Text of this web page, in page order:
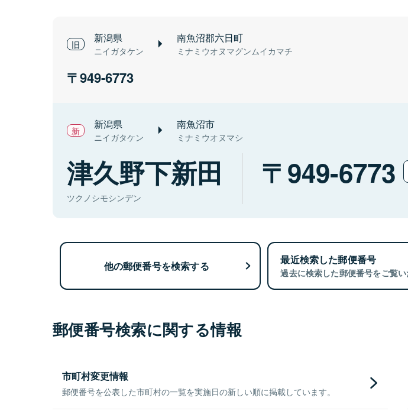
新潟県
ニイガタケン
南魚沼郡六日町
ミナミウオヌマグンムイカマチ
949-6773
新潟県
ニイガタケン
南魚沼市
ミナミウオヌマシ
津久野下新田
ツクノシモシンデン
949-6773
他の郵便番号を検索する 最近検索した郵便番号
過去に検索した郵便番号をご覧い
郵便番号検索に関する情報
市町村変更情報
郵便番号を公表した市町村の一覧を実施日の新しい順に掲載しています。